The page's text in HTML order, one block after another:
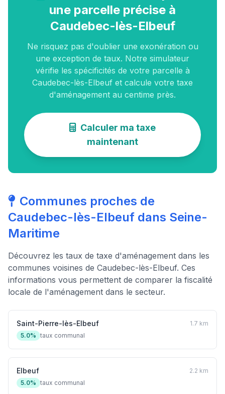
une parcelle précise à
Caudebec-lès-Elbeuf
Ne risquez pas d'oublier une exonération ou
une exception de taux. Notre simulateur
vérifie les spécificités de votre parcelle à
Caudebec-lès-Elbeuf et calcule votre taxe
d'aménagement au centime près.
Calculer ma taxe
maintenant
Communes proches de
Caudebec-lès-Elbeuf dans Seine-
Maritime
Découvrez les taux de taxe d'aménagement dans les
communes voisines de Caudebec-lès-Elbeuf. Ces
informations vous permettent de comparer la fiscalité
locale de l'aménagement dans le secteur.
Saint-Pierre-lès-Elbeuf
1.7 km
5.0% taux communal
Elbeuf
2.2 km
5.0% taux communal